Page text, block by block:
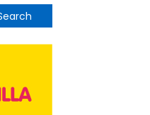
for: